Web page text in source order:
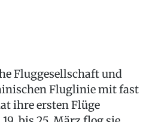
Fluggesellschaft und
Fluglinie mit fast
ihre ersten Flüge